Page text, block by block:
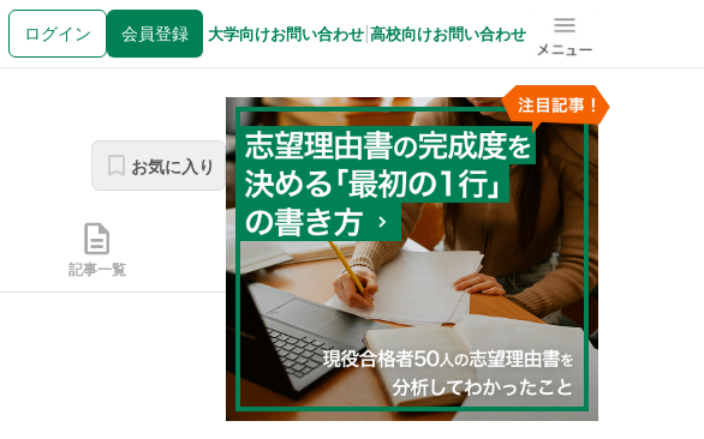
ログイン 会員登録 大学向けお問い合わせ 高校向けお問い合わせ メニュー
お気に入り
記事一覧